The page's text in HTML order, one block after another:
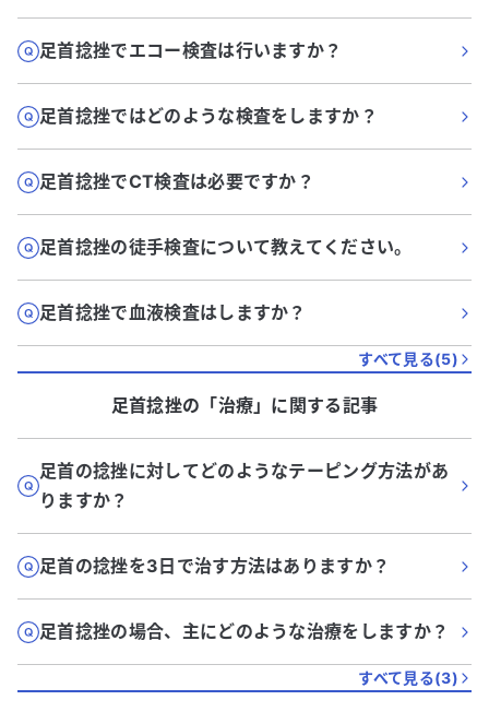
足首捻挫でエコー検査は行いますか？
足首捻挫ではどのような検査をしますか？
足首捻挫でCT検査は必要ですか？
足首捻挫の徒手検査について教えてください。
足首捻挫で血液検査はしますか？
すべて見る(5)
足首捻挫の「治療」に関する記事
足首の捻挫に対してどのようなテーピング方法があ
りますか？
足首の捻挫を3日で治す方法はありますか？
足首捻挫の場合、主にどのような治療をしますか？
すべて見る(3)